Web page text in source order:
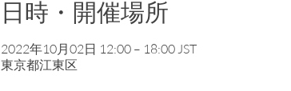
日時・開催場所
2022年10月02日 12:00 – 18:00 JST
東京都江東区